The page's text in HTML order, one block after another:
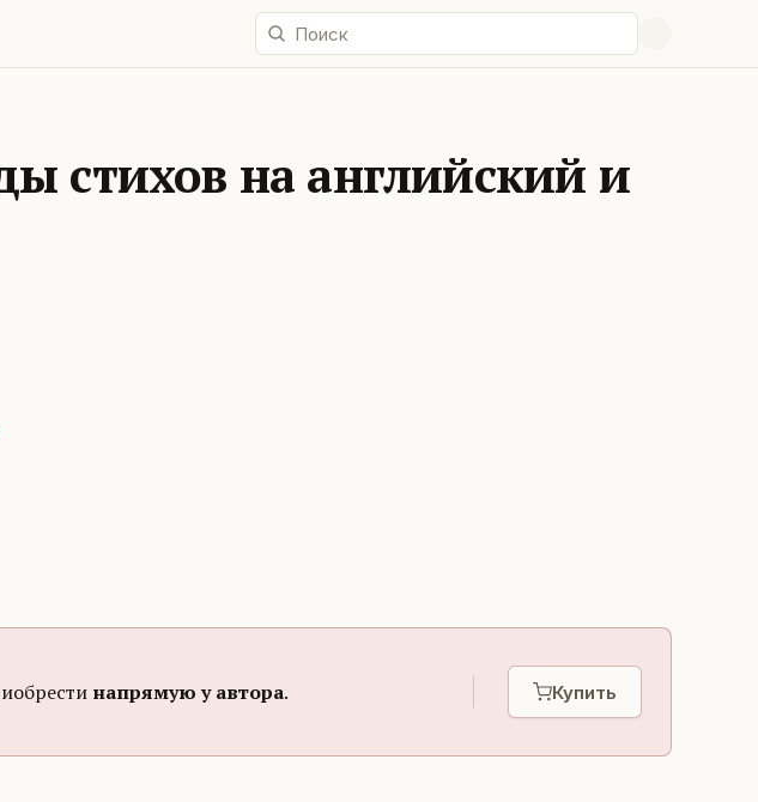
стихов на английский и
напрямую у автора. Купить